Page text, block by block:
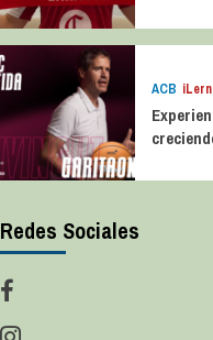
ACB
Redes Sociales